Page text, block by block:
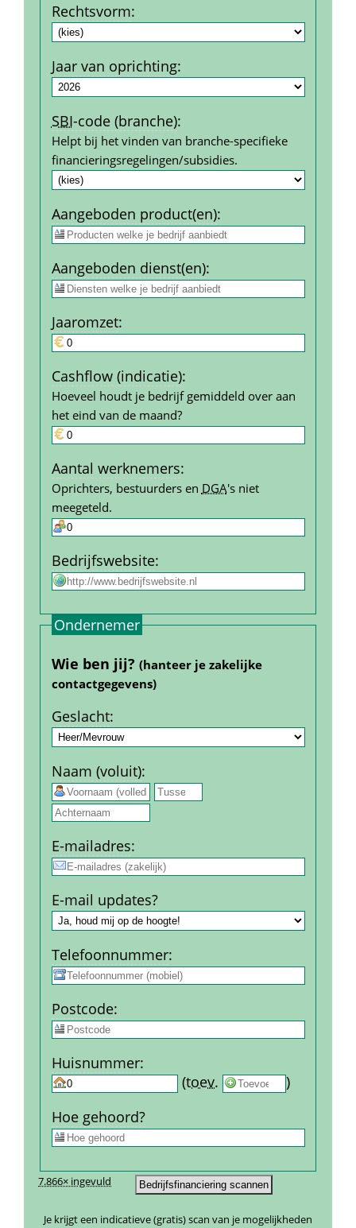
7.866× ingevuld
Je krijgt een indicatieve (gratis) scan van je mogelijkheden
Rechtsvorm:
Jaar van oprichting:
SBI-code (branche):
Helpt bij het vinden van branche-specifieke
financierings­regelingen/subsidies.
Aangeboden product(en):
Aangeboden dienst(en):
Jaar­omzet:
Cashflow (indicatie):
Hoeveel houdt je bedrijf gemiddeld over aan
het eind van de maand?
Aantal werk­nemers:
Oprichters, bestuurders en DGA's niet
meegeteld.
Bedrijfs­website:
Ondernemer
Wie ben jij? (hanteer je zakelijke
contact­gegevens)
Geslacht:
Naam (voluit):
E-mail­adres:
E-mail updates?
Telefoon­nummer:
Post­code:
Huis­nummer:
(toev.
)
Hoe gehoord?